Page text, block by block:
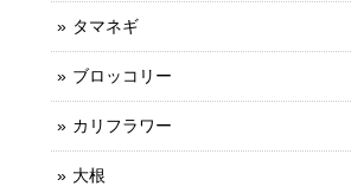
タマネギ
ブロッコリー
カリフラワー
大根